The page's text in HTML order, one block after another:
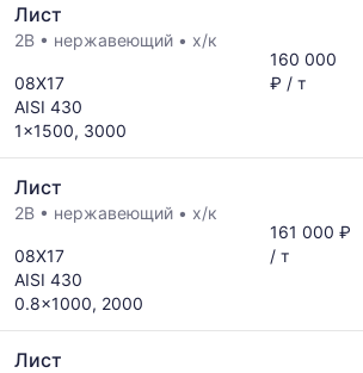
Лист
2B • нержавеющий • х/к
08Х17
AISI 430
1x1500, 3000
160 000
₽ / т
Лист
2B • нержавеющий • х/к
08Х17
AISI 430
0.8x1000, 2000
161 000 ₽
/ т
Лист